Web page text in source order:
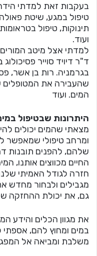
בעקבות זאת למדתי
טיפול במגע, שיטת
תינוקות, טיפול
ועוד.
למדתי אצל מיטב
ד"ר דיויד סוייר
בגרמניה. רות בן אשר,
שהעבירה את
המים. ועוד
היתרונות שבטיפול
מצאתי שהמים יכולים
ומרחב טיפולי שמאפשר
שלהם, להפנים תובנות
החיים מכווצים אותנו,
חזרה לגודל האמיתי
מגבילים ולבחור מחדש
גם, את יכולת ההחזקה
את מגוון הכלים והידע
במים ומחוץ להם, אספתי
משלבת ומביאה אל